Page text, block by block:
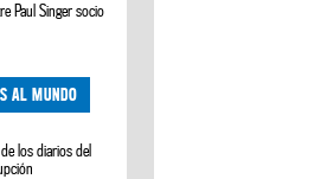
Paul Singer socio
AL MUNDO
los diarios del